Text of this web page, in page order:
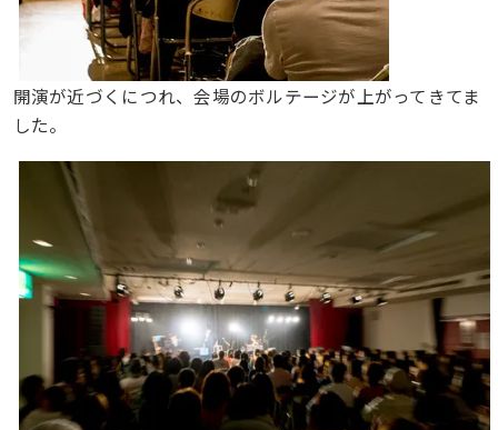
開演が近づくにつれ、会場のボルテージが上がってきてま
した。